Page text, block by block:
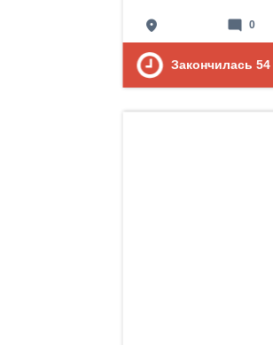
place mode_comment 0
Закончилась 54